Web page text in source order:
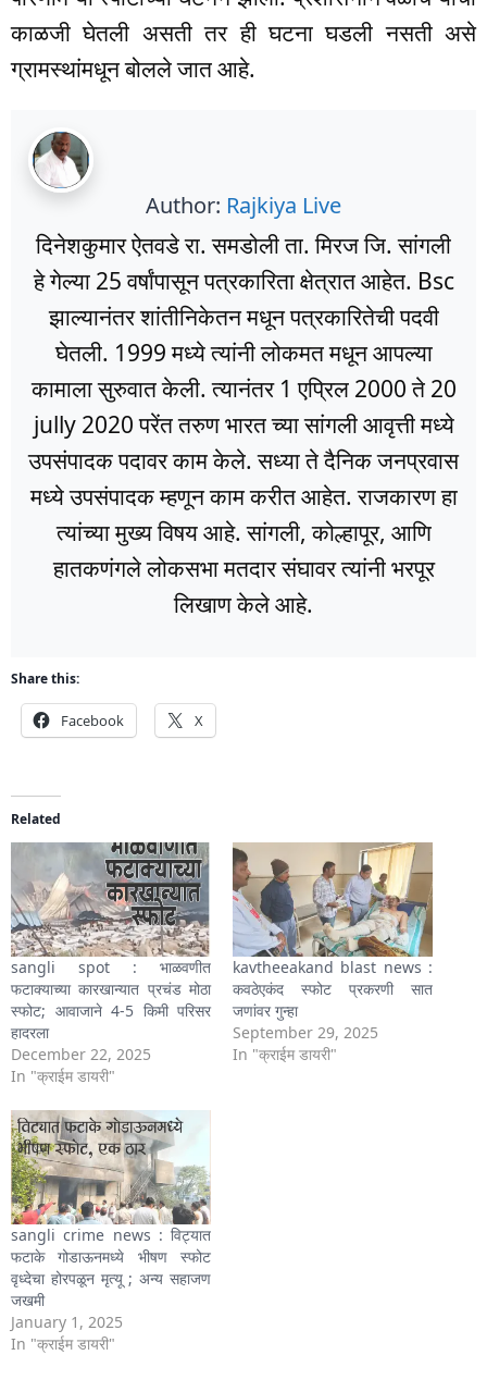
काळजी घेतली असती तर ही घटना घडली नसती असे
ग्रामस्थांमधून बोलले जात आहे.
Author: Rajkiya Live
दिनेशकुमार ऐतवडे रा. समडोली ता. मिरज जि. सांगली
हे गेल्या 25 वर्षांपासून पत्रकारिता क्षेत्रात आहेत. Bsc
झाल्यानंतर शांतीनिकेतन मधून पत्रकारितेची पदवी
घेतली. 1999 मध्ये त्यांनी लोकमत मधून आपल्या
कामाला सुरुवात केली. त्यानंतर 1 एप्रिल 2000 ते 20
jully 2020 परेंत तरुण भारत च्या सांगली आवृत्ती मध्ये
उपसंपादक पदावर काम केले. सध्या ते दैनिक जनप्रवास
मध्ये उपसंपादक म्हणून काम करीत आहेत. राजकारण हा
त्यांच्या मुख्य विषय आहे. सांगली, कोल्हापूर, आणि
हातकणंगले लोकसभा मतदार संघावर त्यांनी भरपूर
लिखाण केले आहे.
Share this:
Facebook X
Related
sangli spot : भाळवणीत
फटाक्याच्या कारखान्यात प्रचंड मोठा
स्फोट; आवाजाने 4-5 किमी परिसर
हादरला
December 22, 2025
In "क्राईम डायरी"
kavtheeakand blast news :
कवठेएकंद स्फोट प्रकरणी सात
जणांवर गुन्हा
September 29, 2025
In "क्राईम डायरी"
sangli crime news : विट्यात
फटाके गोडाऊनमध्ये भीषण स्फोट
वृध्देचा होरपळून मृत्यू ; अन्य सहाजण
जखमी
January 1, 2025
In "क्राईम डायरी"